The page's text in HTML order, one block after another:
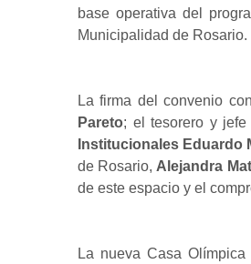
base operativa del
Municipalidad de Rosario.
La firma del convenio
Pareto; el tesorero y
Institucionales Eduardo
de Rosario, Alejandra
de este espacio y el
La nueva Casa